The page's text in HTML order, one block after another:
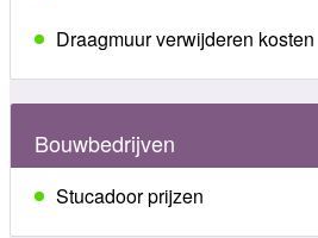
Draagmuur verwijderen kosten
Bouwbedrijven
Stucadoor prijzen